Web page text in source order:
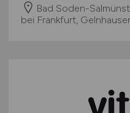
Bad Soden-
bei Frankfurt,